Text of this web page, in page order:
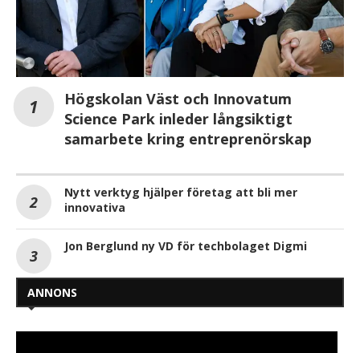
Högskolan Väst och Innovatum
Science Park inleder långsiktigt
samarbete kring entreprenörskap
Nytt verktyg hjälper företag att bli mer
innovativa
Jon Berglund ny VD för techbolaget Digmi
ANNONS